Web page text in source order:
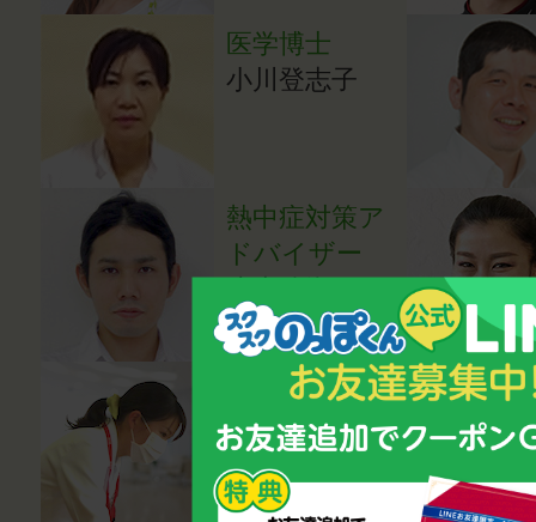
医学博士
小川登志子
熱中症対策ア
ドバイザー
医師（内科
医）
成田亜希子